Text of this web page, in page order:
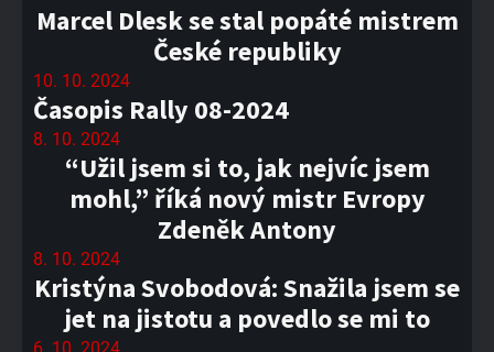
Marcel Dlesk se stal popáté mistrem
České republiky
10. 10. 2024
Časopis Rally 08-2024
8. 10. 2024
“Užil jsem si to, jak nejvíc jsem
mohl,” říká nový mistr Evropy
Zdeněk Antony
8. 10. 2024
Kristýna Svobodová: Snažila jsem se
jet na jistotu a povedlo se mi to